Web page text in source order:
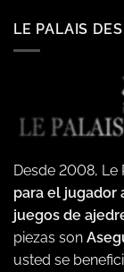
LE PALAIS
Desde 2008, Le
para el jugador
juegos de
piezas son
usted se